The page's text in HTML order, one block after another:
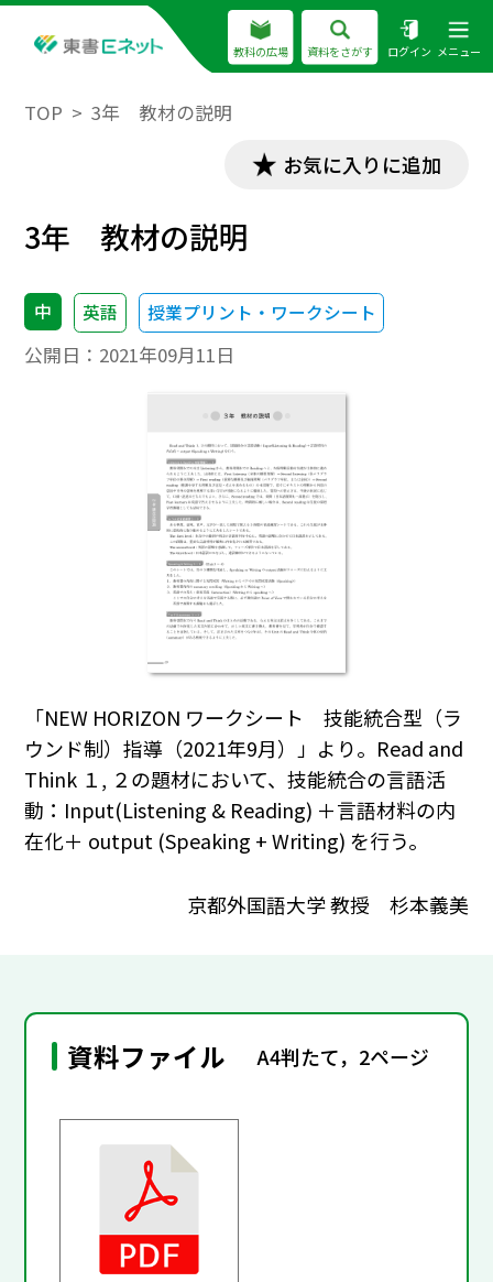
教科の広場 資料をさがす ログイン メニュー
TOP 3年 教材の説明
お気に入りに追加
3年 教材の説明
中 英語 授業プリント・ワークシート
公開日： 2021年09月11日
「NEW HORIZON ワークシート 技能統合型（ラ
ウンド制）指導（2021年9月）」より。Read and
Think １, ２の題材において、技能統合の言語活
動：Input(Listening & Reading) ＋言語材料の内
在化＋ output (Speaking + Writing) を行う。
京都外国語大学 教授 杉本義美
資料ファイル A4判たて，2ページ